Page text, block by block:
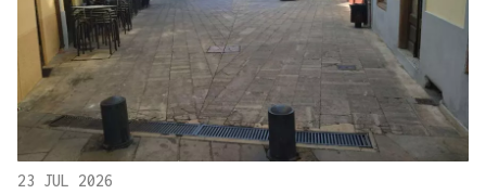
23 JUL 2026